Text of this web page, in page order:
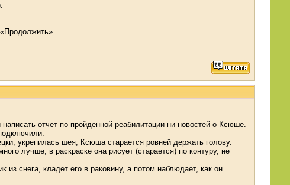
отчет по пройденной реабилитации ни новостей о Ксюше.
укрепилась шея, Ксюша старается ровней держать голову.
лучше, в раскраске она рисует (старается) по контуру, не
снега, кладет его в раковину, а потом наблюдает, как он